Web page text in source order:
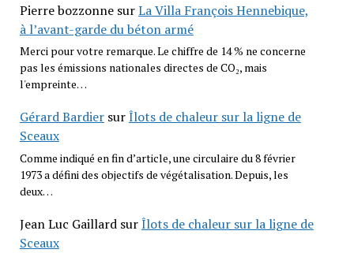
Pierre bozzonnesurLa Villa François Hennebique,
à l’avant-garde du béton armé
Merci pour votre remarque. Le chiffre de 14 % ne concerne
pas les émissions nationales directes de CO₂, mais
l'empreinte…
Gérard BardiersurÎlots de chaleur sur la ligne de
Sceaux
Comme indiqué en fin d’article, une circulaire du 8 février
1973 a défini des objectifs de végétalisation. Depuis, les
deux…
Jean Luc GaillardsurÎlots de chaleur sur la ligne de
Sceaux